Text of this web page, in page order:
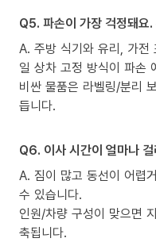
Q5. 파손이 가장 걱정돼요
A. 주방 식기와 유리, 가전
일 상차 고정 방식이 파손
비싼 물품은 라벨링/분리
듭니다.
Q6. 이사 시간이 얼마나
A. 짐이 많고 동선이 어렵
수 있습니다.
인원/차량 구성이 맞으면
축됩니다.